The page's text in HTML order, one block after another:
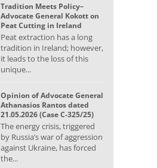
Tradition Meets Policy–
Advocate General Kokott on
Peat Cutting in Ireland
Peat extraction has a long
tradition in Ireland; however,
it leads to the loss of this
unique...
Opinion of Advocate General
Athanasios Rantos dated
21.05.2026 (Case C-325/25)
The energy crisis, triggered
by Russia’s war of aggression
against Ukraine, has forced
the...